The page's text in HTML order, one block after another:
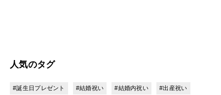
人気のタグ
#誕生日プレゼント #結婚祝い #結婚内祝い #出産祝い